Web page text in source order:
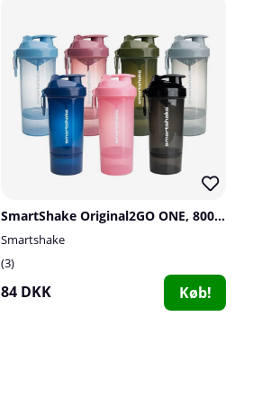
SmartShake Original2GO ONE, 800 ml
Smartshake
3
84 DKK Køb!